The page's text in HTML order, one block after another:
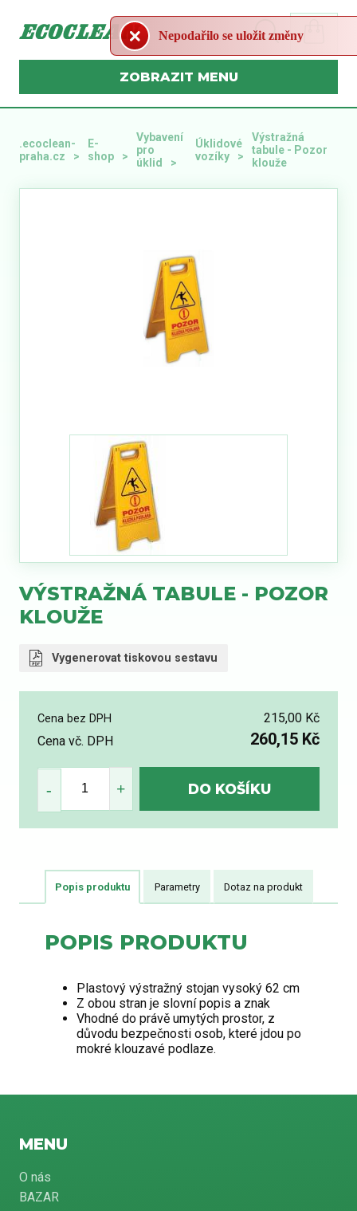
MENU
.ecoclean-
praha.cz
E-
shop
Vybavení
pro
úklid
Úklidové
vozíky
Výstražná
tabule - Pozor
klouže
VÝSTRAŽNÁ TABULE - POZOR
KLOUŽE
Vygenerovat tiskovou sestavu
Cena bez DPH
215,00 Kč
Cena vč. DPH
260,15 Kč
Popis produktu Parametry Dotaz na produkt
POPIS PRODUKTU
Plastový výstražný stojan vysoký 62 cm
Z obou stran je slovní popis a znak
Vhodné do právě umytých prostor, z
důvodu bezpečnosti osob, které jdou po
mokré klouzavé podlaze.
MENU
O nás
BAZAR
Nepodařilo se uložit změny